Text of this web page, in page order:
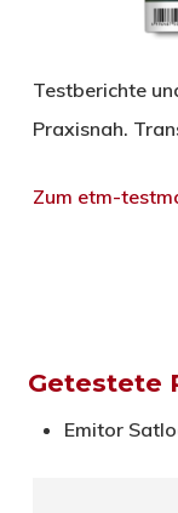
Testberichte
Praxisnah.
Zum etm-
Getestete
Emitor